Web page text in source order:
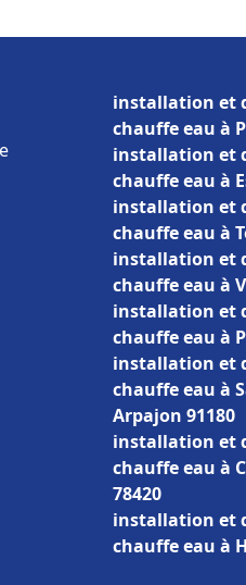
installation et
chauffe eau à
installation et
chauffe eau à
installation et
chauffe eau à
installation et
chauffe eau à
installation et
chauffe eau à
installation et
chauffe eau à
Arpajon 91180
installation et
chauffe eau à
78420
installation et
chauffe eau à